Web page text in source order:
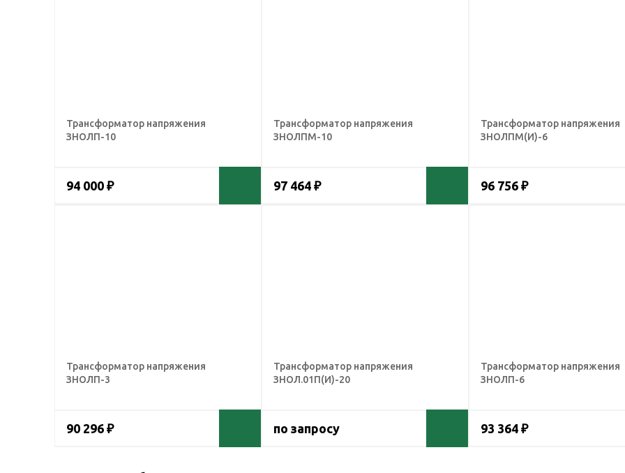
Трансформатор напряжения
ЗНОЛП-10
94 000 ₽
Трансформатор напряжения
ЗНОЛПМ-10
97 464 ₽
Трансформатор напряжения
ЗНОЛПМ(И)-6
96 756 ₽
Трансформатор напряжения
ЗНОЛП-3
90 296 ₽
Трансформатор напряжения
ЗНОЛ.01П(И)-20
по запросу
Трансформатор напряжения
ЗНОЛП-6
93 364 ₽